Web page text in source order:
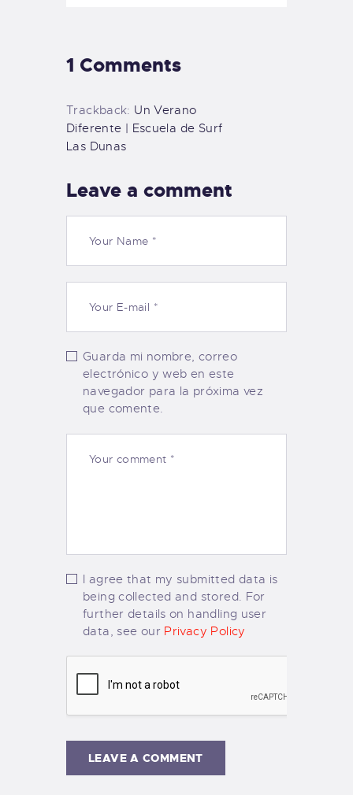
1 Comments
Trackback: Un Verano
Diferente | Escuela de Surf
Las Dunas
Leave a comment
Guarda mi nombre, correo
electrónico y web en este
navegador para la próxima vez
que comente.
I agree that my submitted data is
being collected and stored. For
further details on handling user
data, see our Privacy Policy